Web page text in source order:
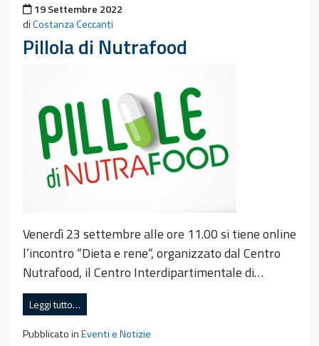
Pubblicato il
19 Settembre 2022
diCostanza Ceccanti
Pillola di Nutrafood
Venerdì 23 settembre alle ore 11.00 si tiene online
l’incontro “Dieta e rene“, organizzato dal Centro
Nutrafood, il Centro Interdipartimentale di…
Leggi tutto…
Pubblicato inEventi e Notizie